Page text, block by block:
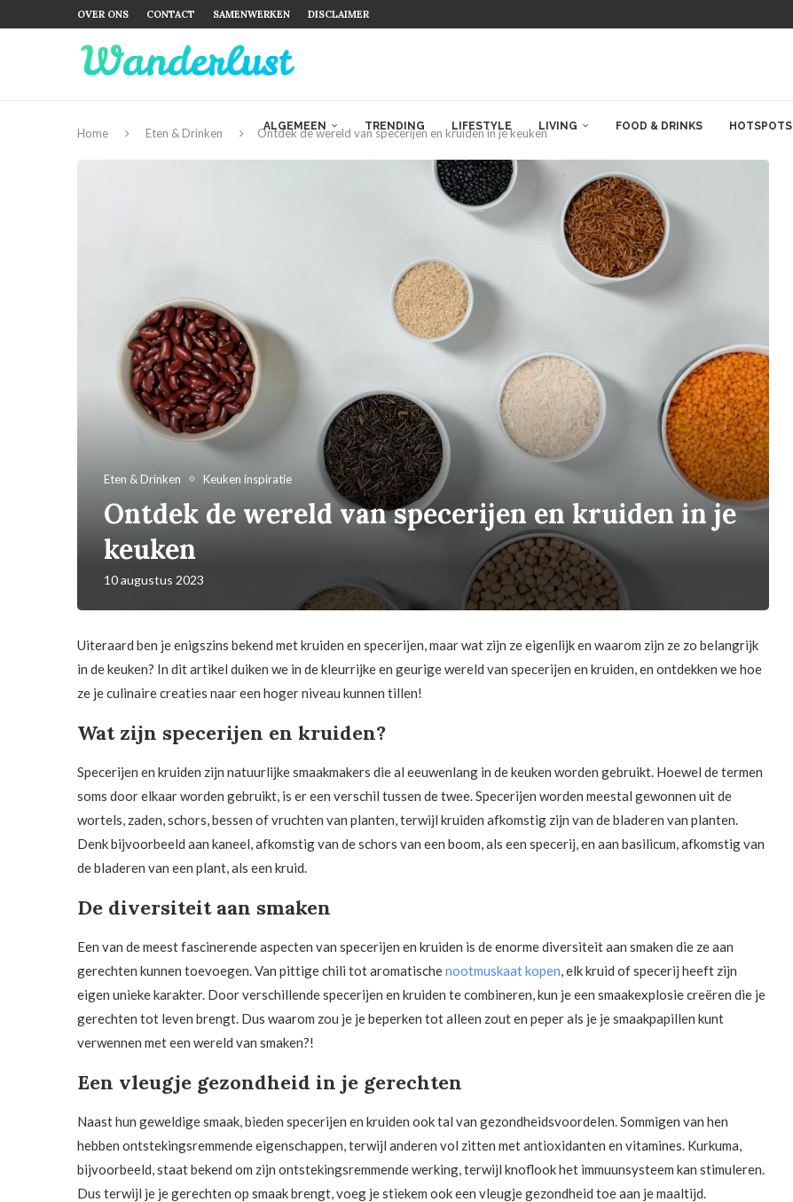
OVER ONS CONTACT SAMENWERKEN DISCLAIMER
ALGEMEEN TRENDING LIFESTYLE LIVING FOOD & DRINKS HOTSPOTS
Home Eten & Drinken Ontdek de wereld van specerijen en kruiden in je keuken
Eten & Drinken Keuken inspiratie
Ontdek de wereld van specerijen en kruiden in je
keuken
10 augustus 2023
Uiteraard ben je enigszins bekend met kruiden en specerijen, maar wat zijn ze eigenlijk en waarom zijn ze zo belangrijk
in de keuken? In dit artikel duiken we in de kleurrijke en geurige wereld van specerijen en kruiden, en ontdekken we hoe
ze je culinaire creaties naar een hoger niveau kunnen tillen!
Wat zijn specerijen en kruiden?
Specerijen en kruiden zijn natuurlijke smaakmakers die al eeuwenlang in de keuken worden gebruikt. Hoewel de termen
soms door elkaar worden gebruikt, is er een verschil tussen de twee. Specerijen worden meestal gewonnen uit de
wortels, zaden, schors, bessen of vruchten van planten, terwijl kruiden afkomstig zijn van de bladeren van planten.
Denk bijvoorbeeld aan kaneel, afkomstig van de schors van een boom, als een specerij, en aan basilicum, afkomstig van
de bladeren van een plant, als een kruid.
De diversiteit aan smaken
Een van de meest fascinerende aspecten van specerijen en kruiden is de enorme diversiteit aan smaken die ze aan
gerechten kunnen toevoegen. Van pittige chili tot aromatischenootmuskaat kopen, elk kruid of specerij heeft zijn
eigen unieke karakter. Door verschillende specerijen en kruiden te combineren, kun je een smaakexplosie creëren die je
gerechten tot leven brengt. Dus waarom zou je je beperken tot alleen zout en peper als je je smaakpapillen kunt
verwennen met een wereld van smaken?!
Een vleugje gezondheid in je gerechten
Naast hun geweldige smaak, bieden specerijen en kruiden ook tal van gezondheidsvoordelen. Sommigen van hen
hebben ontstekingsremmende eigenschappen, terwijl anderen vol zitten met antioxidanten en vitamines. Kurkuma,
bijvoorbeeld, staat bekend om zijn ontstekingsremmende werking, terwijl knoflook het immuunsysteem kan stimuleren.
Dus terwijl je je gerechten op smaak brengt, voeg je stiekem ook een vleugje gezondheid toe aan je maaltijd.